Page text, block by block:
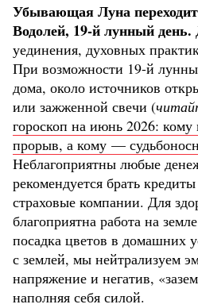
Убывающая Луна переходит
Водолей, 19-й лунный день.
уединения, духовных
При возможности 19-й
дома, около источников
или зажженной свечи (
гороскоп на июнь 2026: кому
прорыв, а кому —
Неблагоприятны любые
рекомендуется брать
страховые компании. Для
благоприятна работа на
посадка цветов в домашних
с землей, мы нейтрализуем
напряжение и негатив,
наполняя себя силой.